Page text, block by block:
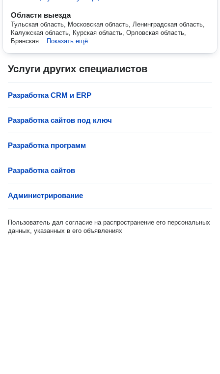
Области выезда
Тульская область, Московская область, Ленинградская область,
Калужская область, Курская область, Орловская область,
Брянская... Показать ещё
Услуги других специалистов
Разработка СRM и ERP
Разработка сайтов под ключ
Разработка программ
Разработка сайтов
Администрирование
Пользователь дал согласие на распространение его персональных
данных, указанных в его объявлениях